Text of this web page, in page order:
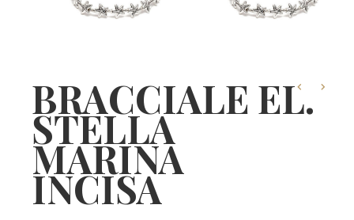
BRACCIALE EL.
STELLA
MARINA
INCISA